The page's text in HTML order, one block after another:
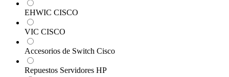
EHWIC CISCO
VIC CISCO
Accesorios de Switch Cisco
Repuestos Servidores HP